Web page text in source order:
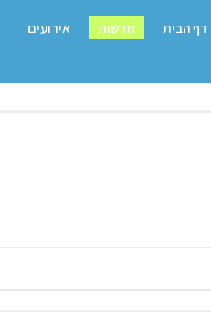
דף הבית חדשות אירועים